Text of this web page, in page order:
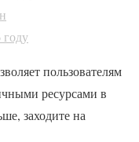
пользователям
ресурсами в
заходите на